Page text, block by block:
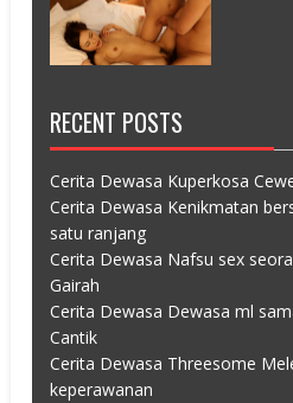
RECENT POSTS
Cerita Dewasa Kuperkosa
Cerita Dewasa Kenikmatan
satu ranjang
Cerita Dewasa Nafsu sex
Gairah
Cerita Dewasa Dewasa ml
Cantik
Cerita Dewasa Threesome
keperawanan